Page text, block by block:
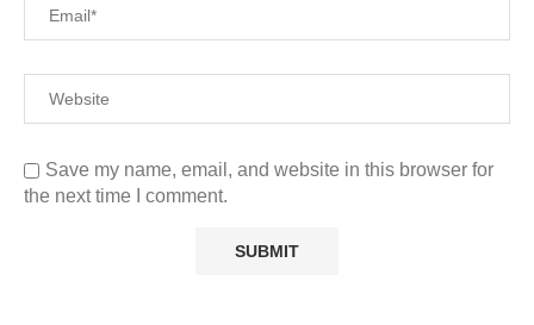
Save my name, email, and website in this browser for
the next time I comment.